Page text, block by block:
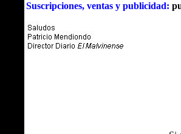
Suscripciones, ventas y publicidad: